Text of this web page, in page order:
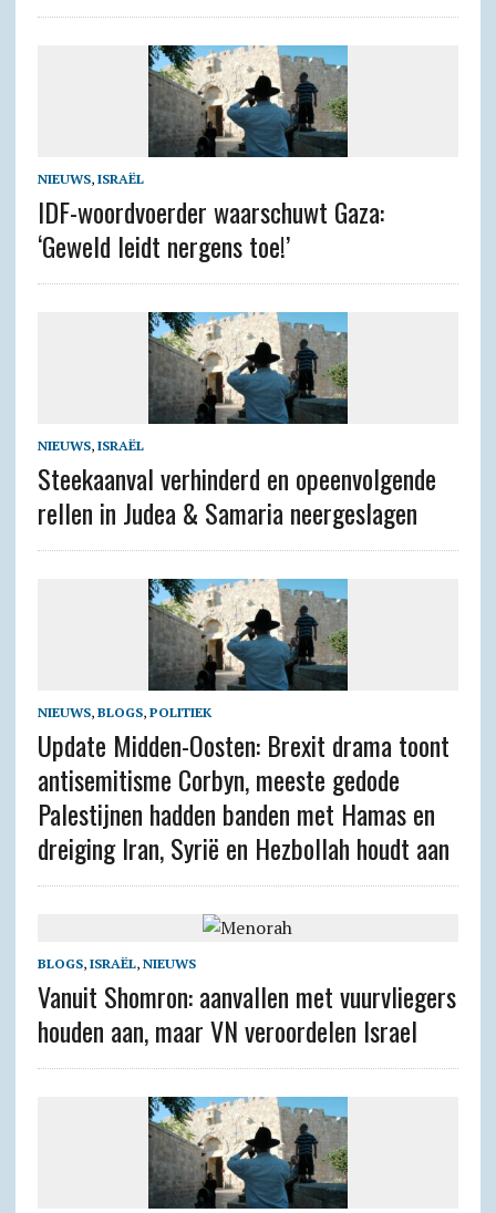
NIEUWS, ISRAËL
IDF-woordvoerder waarschuwt Gaza:
‘Geweld leidt nergens toe!’
NIEUWS, ISRAËL
Steekaanval verhinderd en opeenvolgende
rellen in Judea & Samaria neergeslagen
NIEUWS, BLOGS, POLITIEK
Update Midden-Oosten: Brexit drama toont
antisemitisme Corbyn, meeste gedode
Palestijnen hadden banden met Hamas en
dreiging Iran, Syrië en Hezbollah houdt aan
BLOGS, ISRAËL, NIEUWS
Vanuit Shomron: aanvallen met vuurvliegers
houden aan, maar VN veroordelen Israel